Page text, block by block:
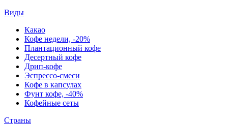
Виды
Какао
Кофе недели, -20%
Плантационный кофе
Десертный кофе
Дрип-кофе
Эспрессо-смеси
Кофе в капсулах
Фунт кофе, -40%
Кофейные сеты
Страны